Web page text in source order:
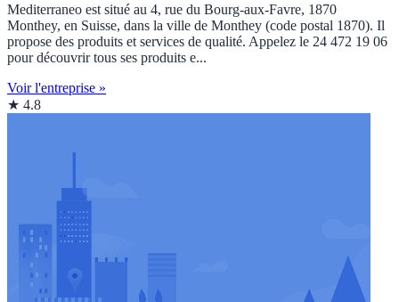
Mediterraneo est situé au 4, rue du Bourg-aux-Favre, 1870
Monthey, en Suisse, dans la ville de Monthey (code postal 1870). Il
propose des produits et services de qualité. Appelez le 24 472 19 06
pour découvrir tous ses produits e...
Voir l'entreprise »
★ 4.8